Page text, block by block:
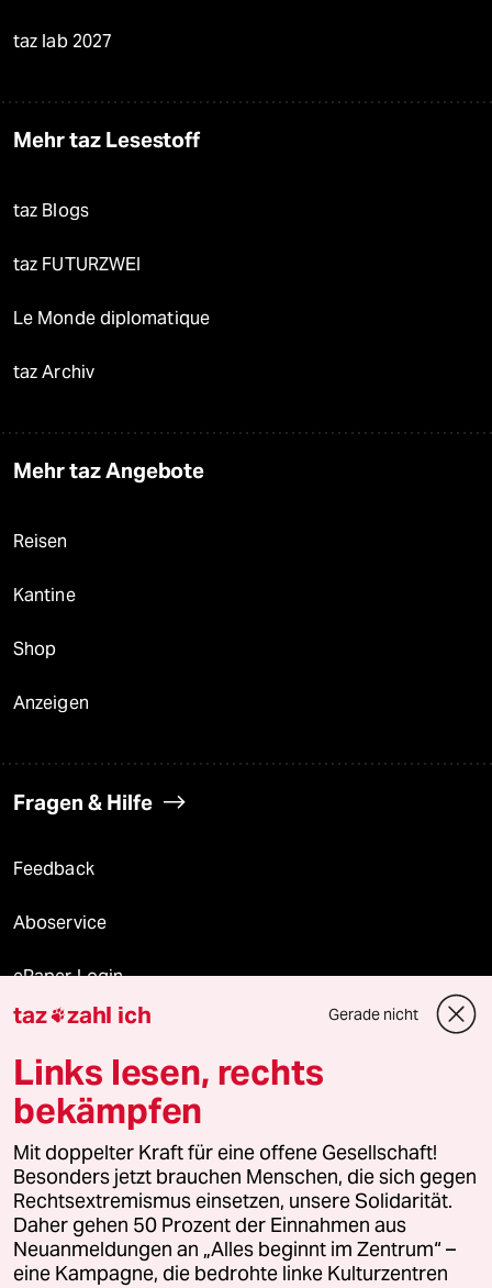
taz lab 2027
Mehr taz Lesestoff
taz Blogs
taz FUTURZWEI
Le Monde diplomatique
taz Archiv
Mehr taz Angebote
Reisen
Kantine
Shop
Anzeigen
Fragen & Hilfe
Feedback
Aboservice
ePaper Login
Downloads für Abonnierende
© 2026 taz Verlags und Vertriebs GmbH
Alle Rechte vorbehalten. Bei rechtlichen Fragen oder für Genehmigungen
wenden Sie sich bitte an
lizenzen@taz.de
Feedback Redaktionsstatut Kommune-Richtlinien
taz zahl ich Gerade nicht
Links lesen, rechts
bekämpfen
Mit doppelter Kraft für eine offene Gesellschaft!
Besonders jetzt brauchen Menschen, die sich gegen
Rechtsextremismus einsetzen, unsere Solidarität.
Daher gehen 50 Prozent der Einnahmen aus
Neuanmeldungen an „Alles beginnt im Zentrum“ –
eine Kampagne, die bedrohte linke Kulturzentren